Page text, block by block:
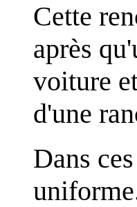
Cette
après
voiture
d'une
Dans